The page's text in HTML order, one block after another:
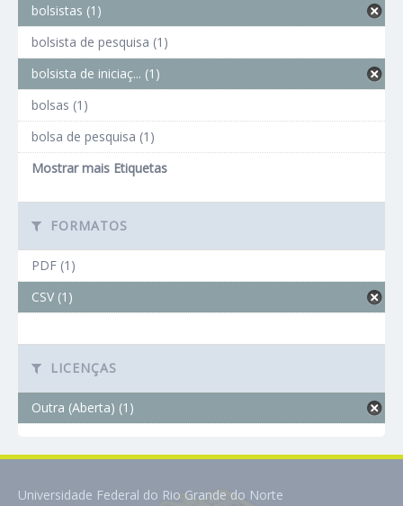
bolsistas (1)
bolsista de pesquisa (1)
bolsista de iniciaç... (1)
bolsas (1)
bolsa de pesquisa (1)
Mostrar mais Etiquetas
FORMATOS
PDF (1)
CSV (1)
LICENÇAS
Outra (Aberta) (1)
Universidade Federal do Rio Grande do Norte